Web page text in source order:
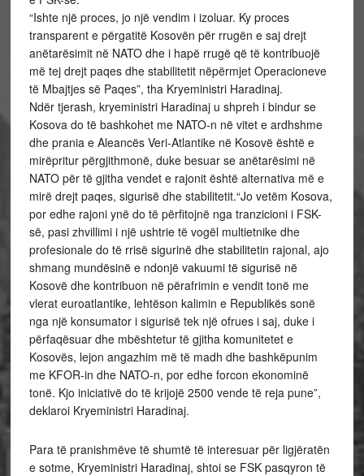
“Ishte një proces, jo një vendim i izoluar. Ky proces
transparent e përgatitë Kosovën për rrugën e saj drejt
anëtarësimit në NATO dhe i hapë rrugë që të kontribuojë
më tej drejt paqes dhe stabilitetit nëpërmjet Operacioneve
të Mbajtjes së Paqes”, tha Kryeministri Haradinaj.
Ndër tjerash, kryeministri Haradinaj u shpreh i bindur se
Kosova do të bashkohet me NATO-n në vitet e ardhshme
dhe prania e Aleancës Veri-Atlantike në Kosovë është e
mirëpritur përgjithmonë, duke besuar se anëtarësimi në
NATO për të gjitha vendet e rajonit është alternativa më e
mirë drejt paqes, sigurisë dhe stabilitetit.“Jo vetëm Kosova,
por edhe rajoni ynë do të përfitojnë nga tranzicioni i FSK-
së, pasi zhvillimi i një ushtrie të vogël multietnike dhe
profesionale do të rrisë sigurinë dhe stabilitetin rajonal, ajo
shmang mundësinë e ndonjë vakuumi të sigurisë në
Kosovë dhe kontribuon në përafrimin e vendit tonë me
vlerat euroatlantike, lehtëson kalimin e Republikës sonë
nga një konsumator i sigurisë tek një ofrues i saj, duke i
përfaqësuar dhe mbështetur të gjitha komunitetet e
Kosovës, lejon angazhim më të madh dhe bashkëpunim
me KFOR-in dhe NATO-n, por edhe forcon ekonominë
tonë. Kjo iniciativë do të krijojë 2500 vende të reja pune”,
deklaroi Kryeministri Haradinaj.
Para të pranishmëve të shumtë të interesuar për ligjëratën
e sotme, Kryeministri Haradinaj, shtoi se FSK pasqyron të